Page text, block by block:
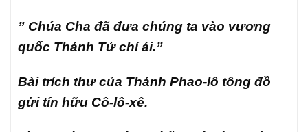
” Chúa Cha đã đưa chúng ta vào vương
quốc Thánh Tử chí ái.”
Bài trích thư của Thánh Phao-lô tông đồ
gửi tín hữu Cô-lô-xê.